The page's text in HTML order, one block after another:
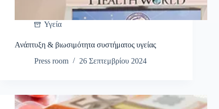
Υγεία
Ανάπτυξη & βιωσιμότητα συστήματος υγείας
Press room
26 Σεπτεμβρίου 2024